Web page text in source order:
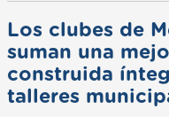
Los clubes de
suman una
construida
talleres